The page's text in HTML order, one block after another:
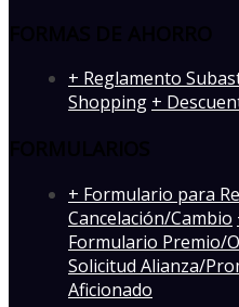
+ Reglamento
Shopping +
+ Formulario para
Cancelación/Cambio
Formulario Premio/
Solicitud Alianza/
Aficionado